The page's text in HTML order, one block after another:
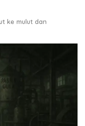
ke mulut dan